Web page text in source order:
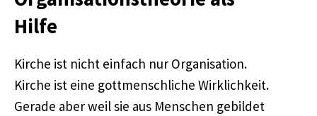
Hilfe
Kirche ist nicht einfach nur Organisation.
Kirche ist eine gottmenschliche Wirklichkeit.
Gerade aber weil sie aus Menschen gebildet